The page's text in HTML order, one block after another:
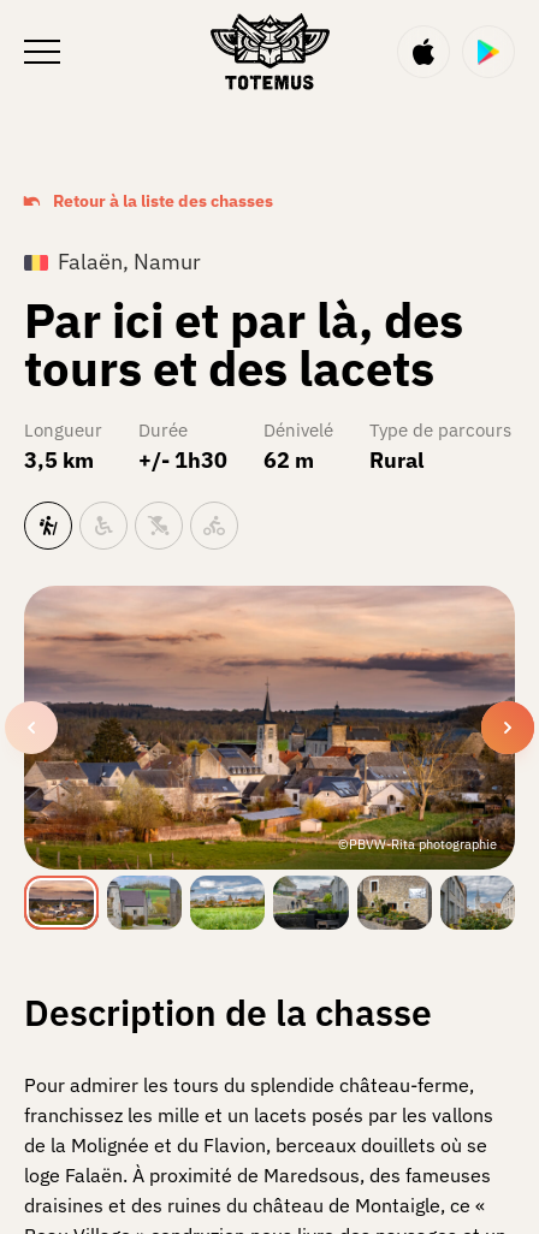
Retour à la liste des chasses
Falaën, Namur
Par ici et par là, des
tours et des lacets
Longueur
3,5 km
Durée
+/- 1h30
Dénivelé
62 m
Type de parcours
Rural
©PBVW-Rita photographie
Description de la chasse
Pour admirer les tours du splendide château-ferme,
franchissez les mille et un lacets posés par les vallons
de la Molignée et du Flavion, berceaux douillets où se
loge Falaën. À proximité de Maredsous, des fameuses
draisines et des ruines du château de Montaigle, ce «